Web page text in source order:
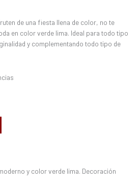
de una fiesta llena de color, no te
en color verde lima. Ideal para todo tipo
y complementando todo tipo de
y color verde lima. Decoración